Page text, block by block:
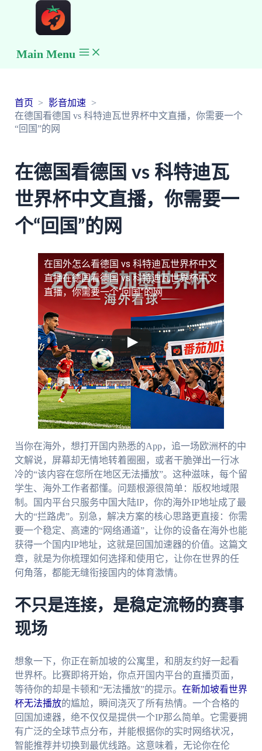
Main Menu
首页
影音加速
在德国看德国 vs 科特迪瓦世界杯中文直播，你需要一个
“回国”的网
在德国看德国 vs 科特迪瓦
世界杯中文直播，你需要一
个“回国”的网
在国外怎么看德国 vs 科特迪瓦世界杯中文
直播在德国看德国 vs 科特迪瓦世界杯中文
直播，你需要一个“回国”的网
当你在海外，想打开国内熟悉的App，追一场欧洲杯的中
文解说，屏幕却无情地转着圈圈，或者干脆弹出一行冰
冷的“该内容在您所在地区无法播放”。这种滋味，每个留
学生、海外工作者都懂。问题根源很简单：版权地域限
制。国内平台只服务中国大陆IP，你的海外IP地址成了最
大的“拦路虎”。别急，解决方案的核心思路更直接：你需
要一个稳定、高速的“网络通道”，让你的设备在海外也能
获得一个国内IP地址，这就是回国加速器的价值。这篇文
章，就是为你梳理如何选择和使用它，让你在世界的任
何角落，都能无缝衔接国内的体育激情。
不只是连接，是稳定流畅的赛事
现场
想象一下，你正在新加坡的公寓里，和朋友约好一起看
世界杯。比赛即将开始，你点开国内平台的直播页面，
等待你的却是卡顿和“无法播放”的提示。 在新加坡看世界
杯无法播放的尴尬，瞬间浇灭了所有热情。一个合格的
回国加速器，绝不仅仅是提供一个IP那么简单。它需要拥
有广泛的全球节点分布，并能根据你的实时网络状况，
智能推荐并切换到最优线路。这意味着，无论你在伦